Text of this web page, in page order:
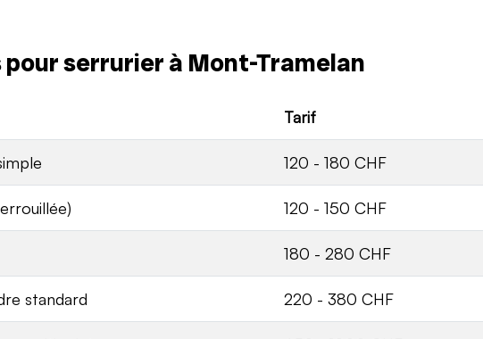
serrurier à Mont-Tramelan
Tarif
120 - 180 CHF
120 - 150 CHF
180 - 280 CHF
standard 220 - 380 CHF